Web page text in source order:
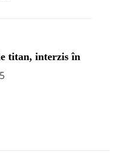
titan, interzis în